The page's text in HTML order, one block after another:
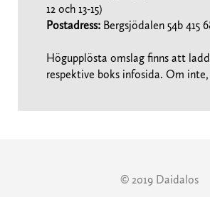
12 och 13-15)
Postadress: Bergsjödalen 54b 415
Högupplösta omslag finns att
respektive boks infosida. Om
© 2019 Daidalos